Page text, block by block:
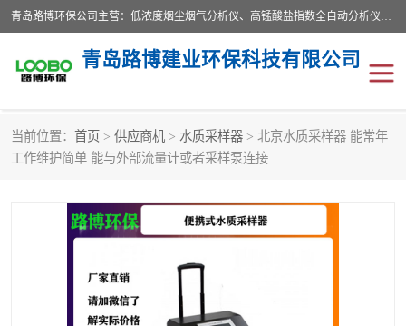
青岛路博环保公司主营：低浓度烟尘烟气分析仪、高锰酸盐指数全自动分析仪、便携式超声波明渠流量计、便携式水质采样器、恒温恒湿称重系统、手持式油烟检测仪等;是一家集环保科研、设计、生产、维护、销售和系统集成为一体的综合性高科技企业。路博人秉承"科学技术是第一生产力的重要理念，倡导环境友好型的生产、生活和消费方式。
青岛路博建业环保科技有限公司
当前位置： 首页 > 供应商机 > 水质采样器 > 北京水质采样器 能常年
工作维护简单 能与外部流量计或者采样泵连接
生物安全柜 气体检测仪
水质检测仪 手持式油烟检测仪
恒温恒湿称重系统
实验室仪器